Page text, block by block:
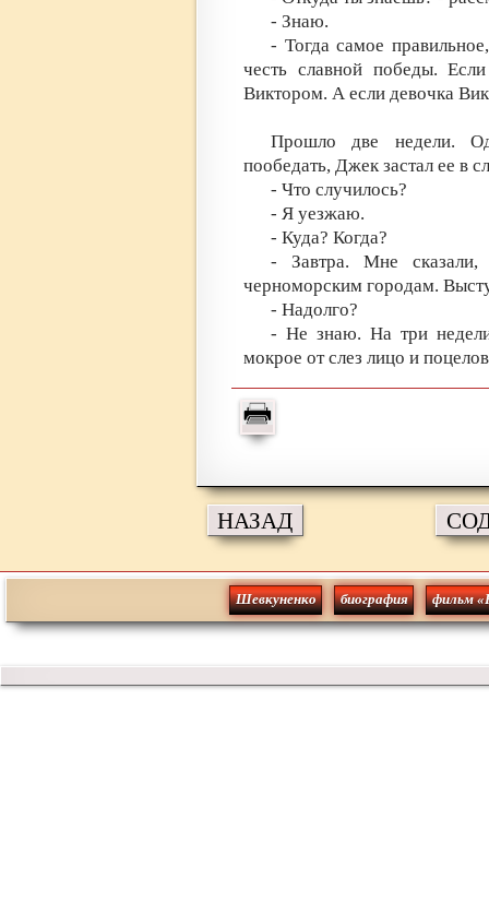
- Знаю.
- Тогда самое
честь славной победы.
Виктором. А если девочка
Прошло две недели.
пообедать, Джек застал ее в
- Что случилось?
- Я уезжаю.
- Куда? Когда?
- Завтра. Мне
черноморским городам.
- Надолго?
- Не знаю. На три
мокрое от слез лицо и
НАЗАД
Шевкуненко биография фильм